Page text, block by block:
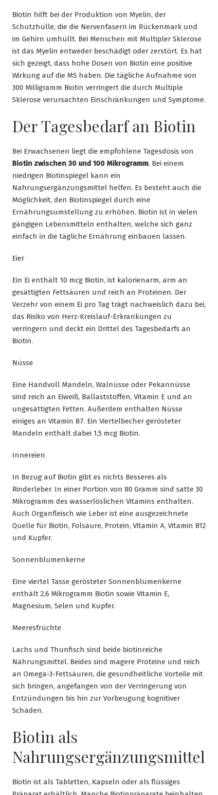
Biotin hilft bei der Produktion von Myelin, der
Schutzhülle, die die Nervenfasern im Rückenmark und
im Gehirn umhüllt. Bei Menschen mit Multipler Sklerose
ist das Myelin entweder beschädigt oder zerstört. Es hat
sich gezeigt, dass hohe Dosen von Biotin eine positive
Wirkung auf die MS haben. Die tägliche Aufnahme von
300 Milligramm Biotin verringert die durch Multiple
Sklerose verursachten Einschränkungen und Symptome.
Der Tagesbedarf an Biotin
Bei Erwachsenen liegt die empfohlene Tagesdosis von
Biotin zwischen 30 und 100 Mikrogramm. Bei einem
niedrigen Biotinspiegel kann ein
Nahrungsergänzungsmittel helfen. Es besteht auch die
Möglichkeit, den Biotinspiegel durch eine
Ernährungsumstellung zu erhöhen. Biotin ist in vielen
gängigen Lebensmitteln enthalten, welche sich ganz
einfach in die tägliche Ernährung einbauen lassen.
Eier
Ein Ei enthält 10 mcg Biotin, ist kalorienarm, arm an
gesättigten Fettsäuren und reich an Proteinen. Der
Verzehr von einem Ei pro Tag trägt nachweislich dazu bei,
das Risiko von Herz-Kreislauf-Erkrankungen zu
verringern und deckt ein Drittel des Tagesbedarfs an
Biotin.
Nüsse
Eine Handvoll Mandeln, Walnüsse oder Pekannüsse
sind reich an Eiweiß, Ballaststoffen, Vitamin E und an
ungesättigten Fetten. Außerdem enthalten Nüsse
einiges an Vitamin B7. Ein Viertelbecher gerösteter
Mandeln enthält dabei 1,5 mcg Biotin.
Innereien
In Bezug auf Biotin gibt es nichts Besseres als
Rinderleber. In einer Portion von 80 Gramm sind satte 30
Mikrogramm des wasserlöslichen Vitamins enthalten.
Auch Organfleisch wie Leber ist eine ausgezeichnete
Quelle für Biotin, Folsäure, Protein, Vitamin A, Vitamin B12
und Kupfer.
Sonnenblumenkerne
Eine viertel Tasse gerösteter Sonnenblumenkerne
enthält 2,6 Mikrogramm Biotin sowie Vitamin E,
Magnesium, Selen und Kupfer.
Meeresfrüchte
Lachs und Thunfisch sind beide biotinreiche
Nahrungsmittel. Beides sind magere Proteine und reich
an Omega-3-Fettsäuren, die gesundheitliche Vorteile mit
sich bringen, angefangen von der Verringerung von
Entzündungen bis hin zur Vorbeugung kognitiver
Schäden.
Biotin als
Nahrungsergänzungsmittel
Biotin ist als Tabletten, Kapseln oder als flüssiges